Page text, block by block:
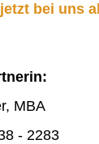
bei uns
MBA
- 2283